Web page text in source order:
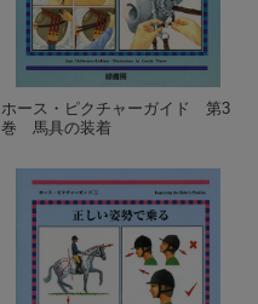
ホース・ピクチャーガイド 第3
巻 馬具の装着